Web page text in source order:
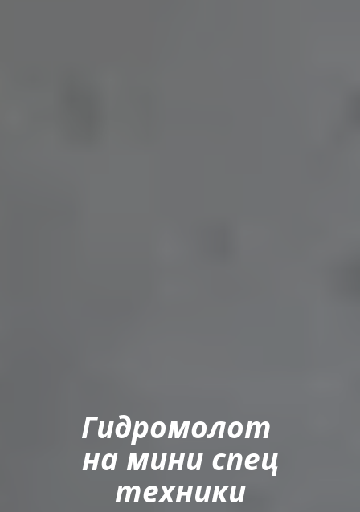
Гидромолот
на мини спец
техники